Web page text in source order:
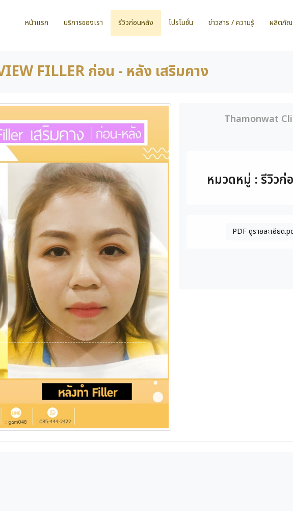
หน้าแรก บริการของเรา รีวิวก่อนหลัง โปรโมชั่น ข่าวสาร / ความรู้ ผลิตภัณ
FILLER ก่อน - หลัง เสริมคาง
Thamonwat
หมวดหมู่ : รีวิวก่
PDF ดูรายละเอียด